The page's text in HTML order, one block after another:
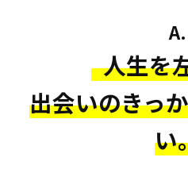
A.
人生を
出会いのきっ
い